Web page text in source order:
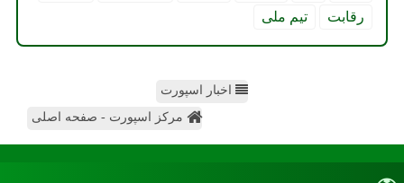
رقابت
تیم ملی
اخبار اسپورت
مرکز اسپورت - صفحه اصلی